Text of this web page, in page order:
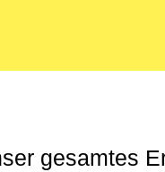
gesamtes